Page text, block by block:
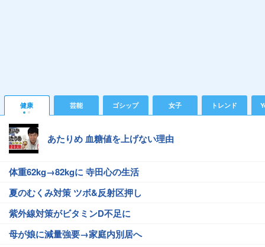
健康 芸能 ゴシップ 女子 トレンド
あたりめ 血糖値を上げない理由
体重62kg→82kgに 寺田心の生活
夏のむくみ対策 ツボ&反射区押し
紫外線対策がビタミンD不足に
母が娘に減量強要→家庭内別居へ